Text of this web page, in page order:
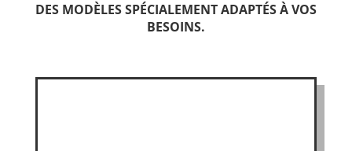
DES MODÈLES SPÉCIALEMENT ADAPTÉS À VOS
BESOINS.